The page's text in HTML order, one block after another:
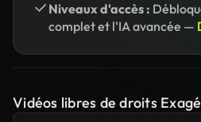
Niveaux d'accès :
complet et l'IA avancée —
Vidéos libres de droits